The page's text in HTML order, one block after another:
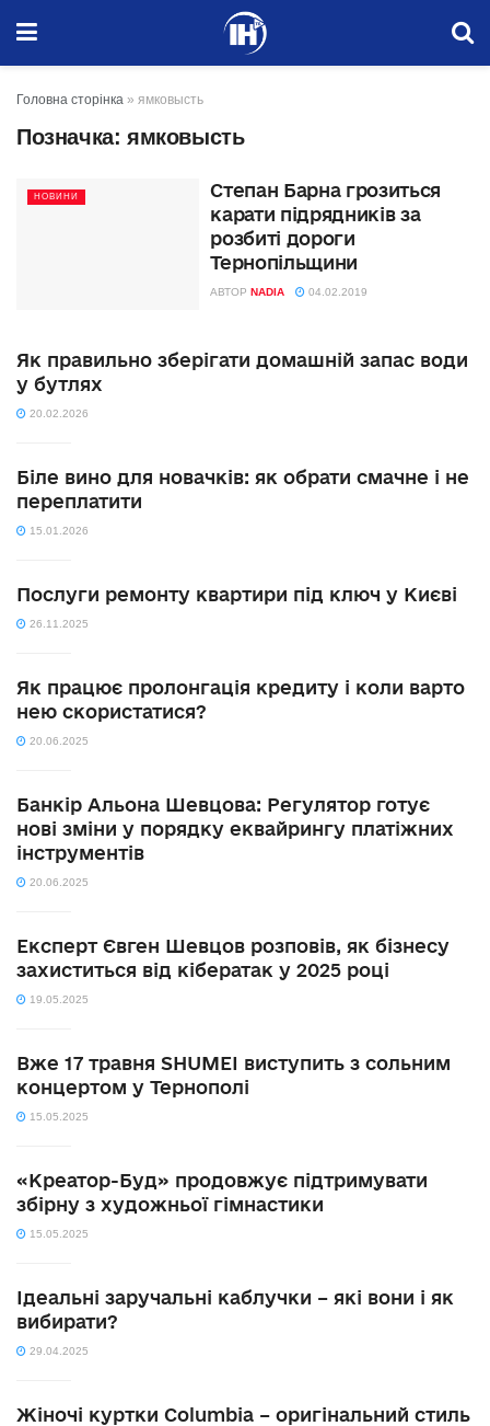
Головна сторінка » ямковысть
Позначка: ямковысть
НОВИНИ
Степан Барна грозиться
карати підрядників за
розбиті дороги
Тернопільщини
АВТОР NADIA 04.02.2019
Як правильно зберігати домашній запас води
у бутлях
20.02.2026
Біле вино для новачків: як обрати смачне і не
переплатити
15.01.2026
Послуги ремонту квартири під ключ у Києві
26.11.2025
Як працює пролонгація кредиту і коли варто
нею скористатися?
20.06.2025
Банкір Альона Шевцова: Регулятор готує
нові зміни у порядку еквайрингу платіжних
інструментів
20.06.2025
Експерт Євген Шевцов розповів, як бізнесу
захиститься від кібератак у 2025 році
19.05.2025
Вже 17 травня SHUMEI виступить з сольним
концертом у Тернополі
15.05.2025
«Креатор-Буд» продовжує підтримувати
збірну з художньої гімнастики
15.05.2025
Ідеальні заручальні каблучки – які вони і як
вибирати?
29.04.2025
Жіночі куртки Columbia – оригінальний стиль